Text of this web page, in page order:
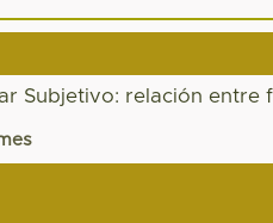
Subjetivo: relación